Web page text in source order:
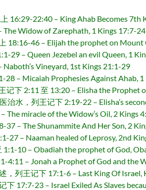
16:29-22:40 – King Ahab Becomes 7th
Widow of Zarephath, 1 Kings 17:7-24
18:16-46 – Elijah the prophet on Mount
29 – Queen Jezebel an evil Queen, 1
Vineyard, 1st Kings 21:1-29
– Micaiah Prophesies Against Ahab,
下 2:11 至 13:20 – Elisha the Prophet
水，列王记下 2:19-22 – Elisha’s
miracle of the Widow’s Oil, 2 Kings
– The Shunammite And Her Son, 2
27 – Naaman healed of Leprosy, 2nd
10 – Obadiah the prophet of God,
4:11 – Jonah a Prophet of God and the
列王记下 17:1-6 – Last King Of Israel,
17:7-23 – Israel Exiled As Slaves